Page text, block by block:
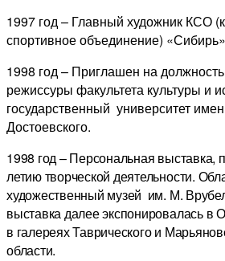
1997 год – Главный художник КСО
спортивное объединение)
1998 год – Приглашен на
режиссуры факультета культуры и
государственный университет
Достоевского.
1998 год – Персональная выставка,
летию творческой деятельности.
художественный музей им. М.
выставка далее экспонировалась в
в галереях Таврического и
области.